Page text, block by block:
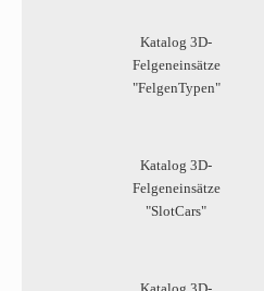
Katalog 3D-
Felgeneinsätze
"FelgenTypen"
Katalog 3D-
Felgeneinsätze
"SlotCars"